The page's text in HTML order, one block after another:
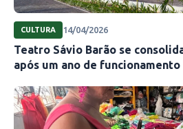
CULTURA 14/04/2026
Teatro Sávio Barão se
após um ano de funcionamento